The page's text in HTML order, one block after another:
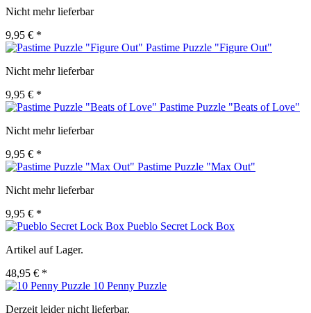
Nicht mehr lieferbar
9,95 € *
Pastime Puzzle "Figure Out"
Nicht mehr lieferbar
9,95 € *
Pastime Puzzle "Beats of Love"
Nicht mehr lieferbar
9,95 € *
Pastime Puzzle "Max Out"
Nicht mehr lieferbar
9,95 € *
Pueblo Secret Lock Box
Artikel auf Lager.
48,95 € *
10 Penny Puzzle
Derzeit leider nicht lieferbar.